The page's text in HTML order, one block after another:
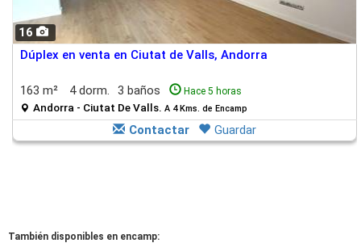
16
Dúplex en venta en Ciutat de Valls, Andorra
163 m² 4 dorm. 3 baños Hace 5 horas
Andorra - Ciutat De Valls. A 4 Kms. de Encamp
Contactar Guardar
También disponibles en encamp: